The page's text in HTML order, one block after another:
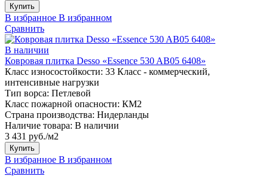
Купить
В избранное В избранном
Сравнить
В наличии
Ковровая плитка Desso «Essence 530 AB05 6408»
Класс износостойкости: 33 Класс - коммерческий,
интенсивные нагрузки
Тип ворса: Петлевой
Класс пожарной опасности: КМ2
Страна производства: Нидерланды
Наличие товара: В наличии
3 431 руб./м2
Купить
В избранное В избранном
Сравнить